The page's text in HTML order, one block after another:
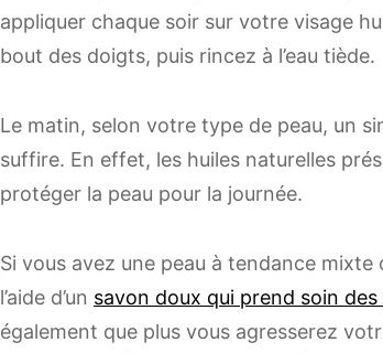
appliquer chaque soir sur votre visage
bout des doigts, puis rincez à l’eau tiède.
Le matin, selon votre type de peau, un
suffire. En effet, les huiles naturelles
protéger la peau pour la journée.
Si vous avez une peau à tendance
l’aide d’un savon doux qui prend soin
également que plus vous agresserez